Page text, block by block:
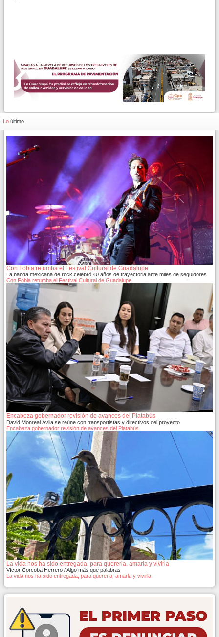
Lo último
Con Fobia retumba el Festival Cultural de Guadalupe
La banda mexicana de rock celebró 40 años de trayectoria ante miles de seguidores
Con Fobia retumba el Festival Cultural de Guadalupe
Encabeza gobernador revisión de avances del Platabús
David Monreal Ávila se reúne con transportistas y directivos del proyecto
Encabeza gobernador revisión de avances del Platabús
La vida nos ha sido entregada; para quererla, amarla y vivirla
Víctor Corcoba Herrero / Algo más que palabras
La vida nos ha sido entregada; para quererla, amarla y vivirla